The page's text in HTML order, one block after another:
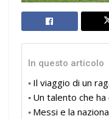
In questo articolo
Il viaggio di un
Un talento che
Messi e la